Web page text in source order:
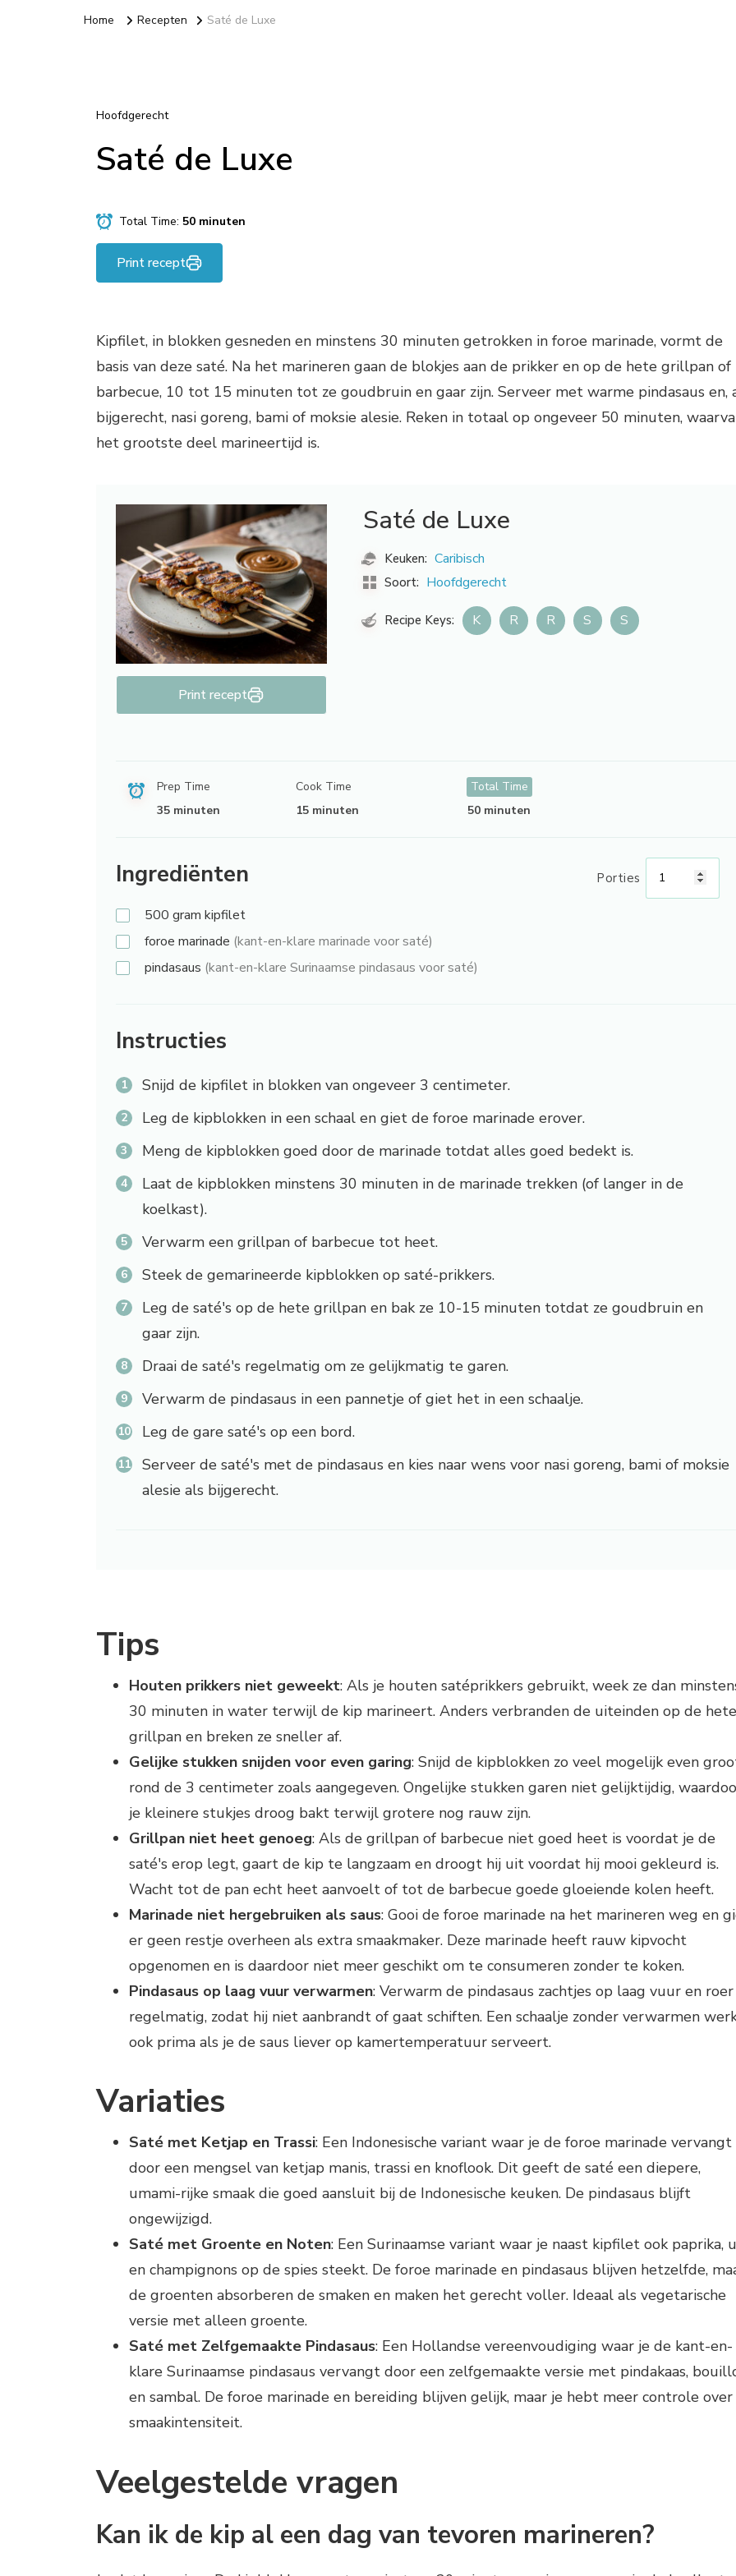
Home Recepten Saté de Luxe
Hoofdgerecht
Saté de Luxe
Total Time: 50 minuten
Print recept
Kipfilet, in blokken gesneden en minstens 30 minuten getrokken in foroe marinade, vormt de
basis van deze saté. Na het marineren gaan de blokjes aan de prikker en op de hete grillpan of
barbecue, 10 tot 15 minuten tot ze goudbruin en gaar zijn. Serveer met warme pindasaus en,
bijgerecht, nasi goreng, bami of moksie alesie. Reken in totaal op ongeveer 50 minuten,
het grootste deel marineertijd is.
Print recept
Saté de Luxe
Keuken: Caribisch
Soort: Hoofdgerecht
Recipe Keys: K R R S S
Prep Time
35 minuten
Cook Time
15 minuten
Total Time
50 minuten
Ingrediënten Porties
500 gram kipfilet
foroe marinade (kant-en-klare marinade voor saté)
pindasaus (kant-en-klare Surinaamse pindasaus voor saté)
Instructies
Snijd de kipfilet in blokken van ongeveer 3 centimeter.
Leg de kipblokken in een schaal en giet de foroe marinade erover.
Meng de kipblokken goed door de marinade totdat alles goed bedekt is.
Laat de kipblokken minstens 30 minuten in de marinade trekken (of langer in de
koelkast).
Verwarm een grillpan of barbecue tot heet.
Steek de gemarineerde kipblokken op saté-prikkers.
Leg de saté's op de hete grillpan en bak ze 10-15 minuten totdat ze goudbruin en
gaar zijn.
Draai de saté's regelmatig om ze gelijkmatig te garen.
Verwarm de pindasaus in een pannetje of giet het in een schaalje.
Leg de gare saté's op een bord.
Serveer de saté's met de pindasaus en kies naar wens voor nasi goreng, bami of moksie
alesie als bijgerecht.
Tips
Houten prikkers niet geweekt: Als je houten satéprikkers gebruikt, week ze dan
30 minuten in water terwijl de kip marineert. Anders verbranden de uiteinden op de hete
grillpan en breken ze sneller af.
Gelijke stukken snijden voor even garing: Snijd de kipblokken zo veel mogelijk even
rond de 3 centimeter zoals aangegeven. Ongelijke stukken garen niet gelijktijdig,
je kleinere stukjes droog bakt terwijl grotere nog rauw zijn.
Grillpan niet heet genoeg: Als de grillpan of barbecue niet goed heet is voordat je de
saté's erop legt, gaart de kip te langzaam en droogt hij uit voordat hij mooi gekleurd is.
Wacht tot de pan echt heet aanvoelt of tot de barbecue goede gloeiende kolen heeft.
Marinade niet hergebruiken als saus: Gooi de foroe marinade na het marineren weg en
er geen restje overheen als extra smaakmaker. Deze marinade heeft rauw kipvocht
opgenomen en is daardoor niet meer geschikt om te consumeren zonder te koken.
Pindasaus op laag vuur verwarmen: Verwarm de pindasaus zachtjes op laag vuur en roer
regelmatig, zodat hij niet aanbrandt of gaat schiften. Een schaalje zonder verwarmen
ook prima als je de saus liever op kamertemperatuur serveert.
Variaties
Saté met Ketjap en Trassi: Een Indonesische variant waar je de foroe marinade vervangt
door een mengsel van ketjap manis, trassi en knoflook. Dit geeft de saté een diepere,
umami-rijke smaak die goed aansluit bij de Indonesische keuken. De pindasaus blijft
ongewijzigd.
Saté met Groente en Noten: Een Surinaamse variant waar je naast kipfilet ook paprika,
en champignons op de spies steekt. De foroe marinade en pindasaus blijven hetzelfde,
de groenten absorberen de smaken en maken het gerecht voller. Ideaal als vegetarische
versie met alleen groente.
Saté met Zelfgemaakte Pindasaus: Een Hollandse vereenvoudiging waar je de kant-en-
klare Surinaamse pindasaus vervangt door een zelfgemaakte versie met pindakaas,
en sambal. De foroe marinade en bereiding blijven gelijk, maar je hebt meer controle
smaakintensiteit.
Veelgestelde vragen
Kan ik de kip al een dag van tevoren marineren?